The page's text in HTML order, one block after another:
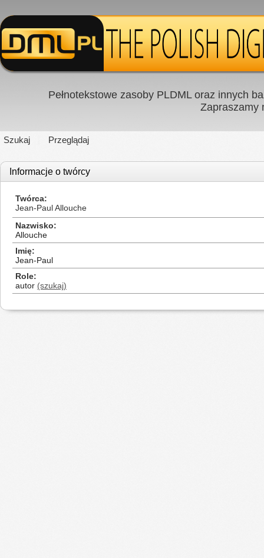
Pełnotekstowe zasoby PLDML oraz innych
Zapraszamy
Szukaj Przeglądaj
Informacje o twórcy
Twórca
Jean-Paul Allouche
Nazwisko
Allouche
Imię
Jean-Paul
Role
autor (szukaj)